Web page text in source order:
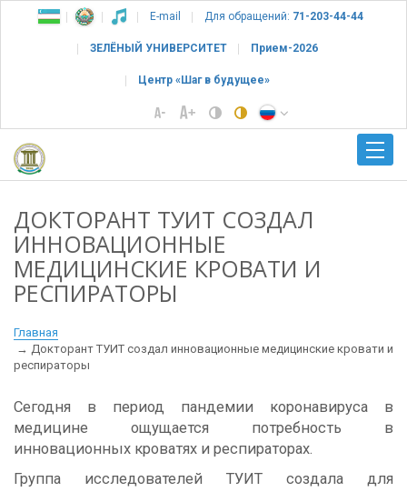
E-mail Для обращений: 71-203-44-44
ЗЕЛЁНЫЙ УНИВЕРСИТЕТ Прием-2026
Центр «Шаг в будущее»
ДОКТОРАНТ ТУИТ СОЗДАЛ
ИННОВАЦИОННЫЕ
МЕДИЦИНСКИЕ КРОВАТИ И
РЕСПИРАТОРЫ
Главная
Докторант ТУИТ создал инновационные медицинские кровати и
респираторы
Сегодня в период пандемии коронавируса в
медицине ощущается потребность в
инновационных кроватях и респираторах.
Группа исследователей ТУИТ создала для